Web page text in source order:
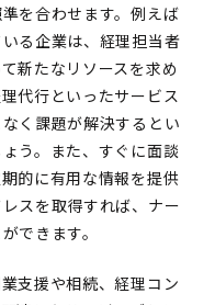
を合わせます。例えば
る企業は、経理担当者
新たなリソースを求め
代行といったサービス
く課題が解決するとい
う。また、すぐに面談
的に有用な情報を提供
スを取得すれば、ナー
できます。
支援や相続、経理コン